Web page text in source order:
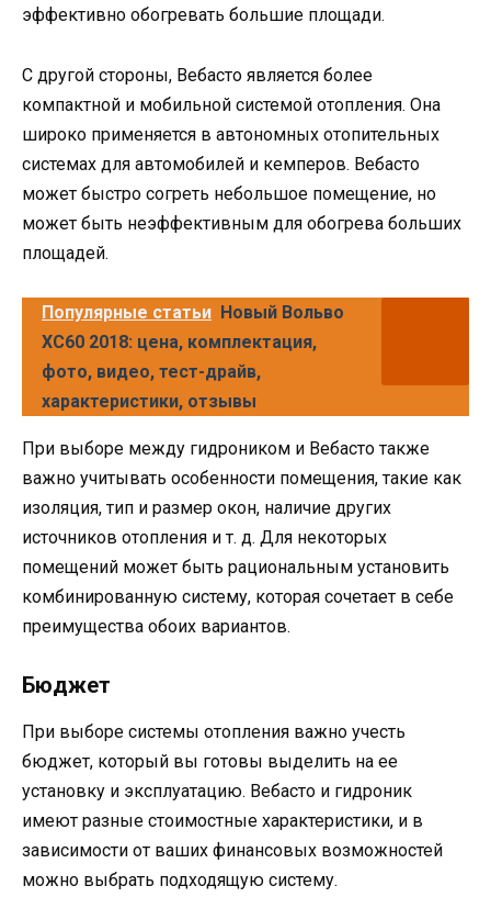
эффективно обогревать большие площади.
С другой стороны, Вебасто является более
компактной и мобильной системой отопления. Она
широко применяется в автономных отопительных
системах для автомобилей и кемперов. Вебасто
может быстро согреть небольшое помещение, но
может быть неэффективным для обогрева больших
площадей.
Популярные статьи Новый Вольво
ХС60 2018: цена, комплектация,
фото, видео, тест-драйв,
характеристики, отзывы
При выборе между гидроником и Вебасто также
важно учитывать особенности помещения, такие как
изоляция, тип и размер окон, наличие других
источников отопления и т. д. Для некоторых
помещений может быть рациональным установить
комбинированную систему, которая сочетает в себе
преимущества обоих вариантов.
Бюджет
При выборе системы отопления важно учесть
бюджет, который вы готовы выделить на ее
установку и эксплуатацию. Вебасто и гидроник
имеют разные стоимостные характеристики, и в
зависимости от ваших финансовых возможностей
можно выбрать подходящую систему.